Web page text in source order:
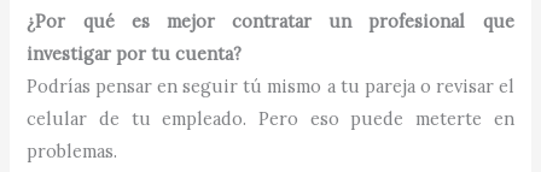
¿Por qué es mejor contratar un profesional que
investigar por tu cuenta?
Podrías pensar en seguir tú mismo a tu pareja o revisar el
celular de tu empleado. Pero eso puede meterte en
problemas.